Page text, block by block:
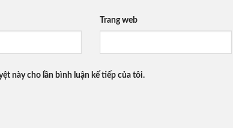
Trang web
này cho lần bình luận kế tiếp của tôi.